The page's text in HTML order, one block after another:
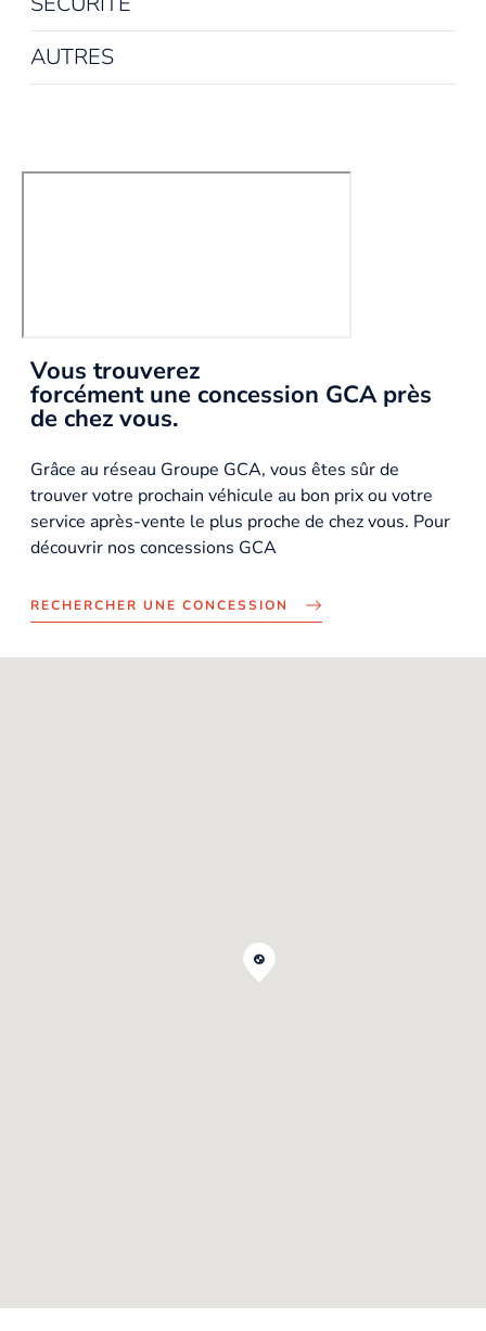
AUTRES
Vous trouverez
forcément une concession GCA près
de chez vous.
Grâce au réseau Groupe GCA, vous êtes sûr de
trouver votre prochain véhicule au bon prix ou votre
service après-vente le plus proche de chez vous. Pour
découvrir nos concessions GCA
RECHERCHER UNE CONCESSION